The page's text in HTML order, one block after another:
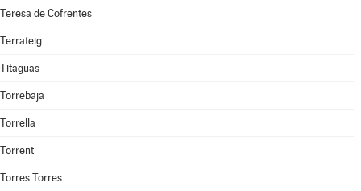
Teresa de Cofrentes
Terrateig
Titaguas
Torrebaja
Torrella
Torrent
Torres Torres